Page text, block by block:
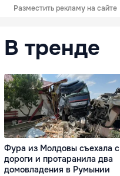
Разместить рекламу на сайте
В тренде
Фура из Молдовы съехала с
дороги и протаранила два
домовладения в Румынии